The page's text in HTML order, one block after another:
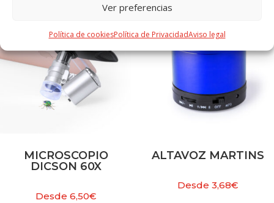
Ver preferencias
Política de cookiesPolítica de PrivacidadAviso legal
MICROSCOPIO
DICSON 60X
Desde 6,50€
ALTAVOZ MARTINS
Desde3,68€